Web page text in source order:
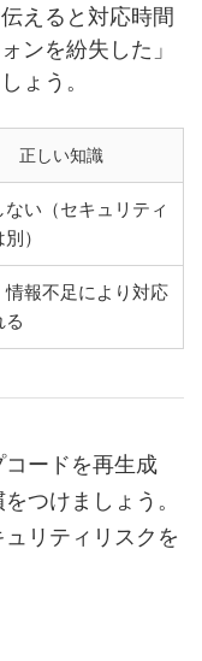
えると対応時間
ンを紛失した」
ょう。
正しい知識
ない（セキュリティ
）
情報不足により対応
る
ードを再生成
つけましょう。
リティリスクを